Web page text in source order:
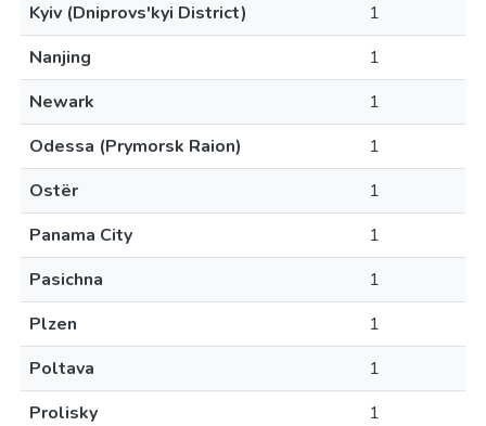
Kyiv (Dniprovs'kyi District)
1
Nanjing
1
Newark
1
Odessa (Prymorsk Raion)
1
Ostër
1
Panama City
1
Pasichna
1
Plzen
1
Poltava
1
Prolisky
1